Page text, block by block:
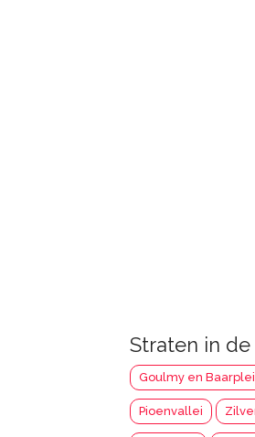
Straten in
Goulmy en
Pioenvallei